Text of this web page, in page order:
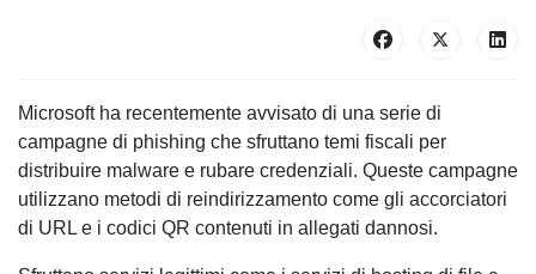
Microsoft ha recentemente avvisato di una serie di
campagne di phishing che sfruttano temi fiscali per
distribuire malware e rubare credenziali. Queste campagne
utilizzano metodi di reindirizzamento come gli accorciatori
di URL e i codici QR contenuti in allegati dannosi.